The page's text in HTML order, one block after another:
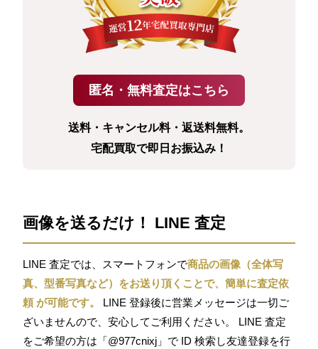
送料・キャンセル料・返送料無料。
宅配買取で即日お振込み！
画像を送るだけ！ LINE 査定
LINE 査定では、スマートフォンで商品の画像（全体写
真、型番写真など）をお送り頂くことで、簡単に査定依
頼 が可能です。
LINE 登録後に営業メッセージは一切ご
ざいませんので、安心してご利用ください。 LINE 査定
をご希望の方は「@977cnixj」で ID 検索し友達登録を行